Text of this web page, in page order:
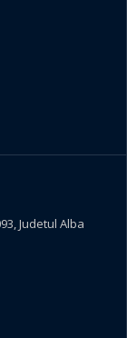
Judetul Alba